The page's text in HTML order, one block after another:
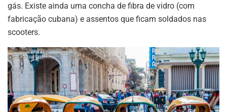
gás. Existe ainda uma concha de fibra de vidro (com
fabricação cubana) e assentos que ficam soldados nas
scooters.